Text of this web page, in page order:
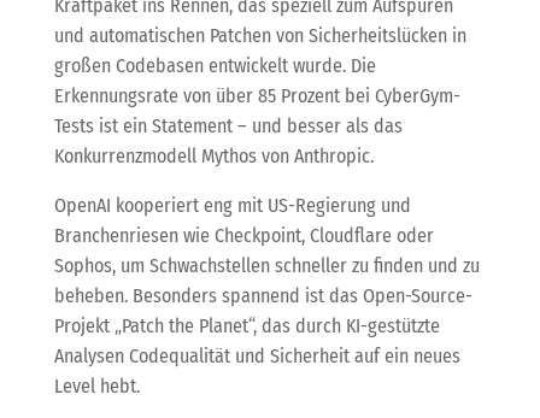
Kraftpaket ins Rennen, das speziell zum Aufspüren
und automatischen Patchen von Sicherheitslücken in
großen Codebasen entwickelt wurde. Die
Erkennungsrate von über 85 Prozent bei CyberGym-
Tests ist ein Statement – und besser als das
Konkurrenzmodell Mythos von Anthropic.
OpenAI kooperiert eng mit US-Regierung und
Branchenriesen wie Checkpoint, Cloudflare oder
Sophos, um Schwachstellen schneller zu finden und zu
beheben. Besonders spannend ist das Open-Source-
Projekt „Patch the Planet“, das durch KI-gestützte
Analysen Codequalität und Sicherheit auf ein neues
Level hebt.